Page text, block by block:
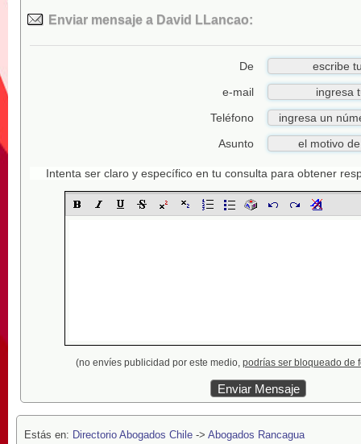
Enviar mensaje a David LLancao:
De
e-mail
Teléfono
Asunto
Intenta ser claro y específico en tu consulta para obtener
(no envíes publicidad por este medio, podrías ser bloqueado de
Estás en: Directorio Abogados Chile -> Abogados Rancagua